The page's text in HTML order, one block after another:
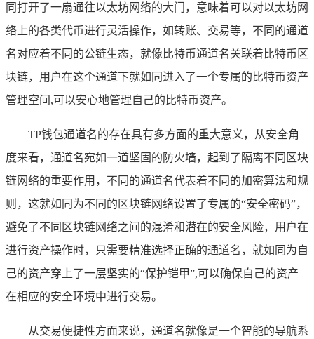
同打开了一扇通往以太坊网络的大门，意味着可以对以太坊网
络上的各类代币进行灵活操作，如转账、交易等，不同的通道
名对应着不同的公链生态，就像比特币通道名关联着比特币区
块链，用户在这个通道下就如同进入了一个专属的比特币资产
管理空间,可以安心地管理自己的比特币资产。
TP钱包通道名的存在具有多方面的重大意义，从安全角
度来看，通道名宛如一道坚固的防火墙，起到了隔离不同区块
链网络的重要作用，不同的通道名代表着不同的加密算法和规
则，这就如同为不同的区块链网络设置了专属的“安全密码”，
避免了不同区块链网络之间的混淆和潜在的安全风险，用户在
进行资产操作时，只需要精准选择正确的通道名，就如同为自
己的资产穿上了一层坚实的“保护铠甲”,可以确保自己的资产
在相应的安全环境中进行交易。
从交易便捷性方面来说，通道名就像是一个智能的导航系